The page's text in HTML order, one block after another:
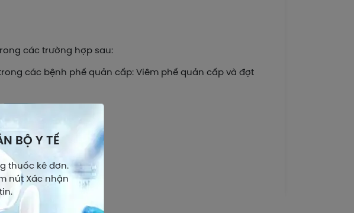
các trường hợp sau:
các bệnh phế quản cấp: Viêm phế quản cấp và đợt
BỘ Y TẾ
thuốc kê đơn.
nút Xác nhận